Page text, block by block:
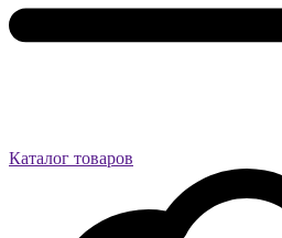
Каталог товаров